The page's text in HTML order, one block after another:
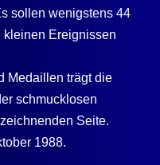
sollen wenigstens 44
Ereignissen
Medaillen trägt die
schmucklosen
Seite.
1988.